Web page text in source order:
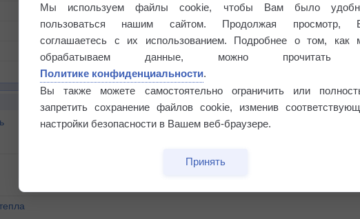
Мы используем файлы cookie, чтобы Вам было
пользоваться нашим сайтом. Продолжая просмотр,
соглашаетесь с их использованием. Подробнее о том, как
обрабатываем данные, можно прочитать
Политике конфиденциальности.
Вы также можете самостоятельно ограничить или
запретить сохранение файлов cookie, изменив
настройки безопасности в Вашем веб-браузере.
Принять